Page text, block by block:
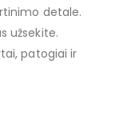
detale.
užsekite.
patogiai ir